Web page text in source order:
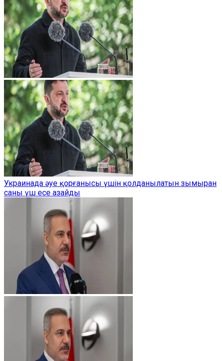
Украинада әуе қорғанысы үшін қолданылатын зымыран
саны үш есе азайды